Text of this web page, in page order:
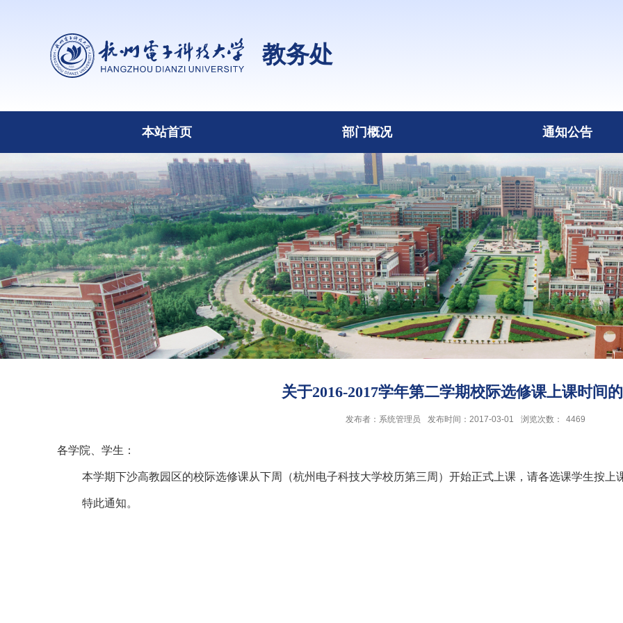
教务处
本站首页 部门概况 通知公告
关于2016-2017学年第二学期校际选修课上课时间
发布者：系统管理员 发布时间：2017-03-01 浏览次数： 4469
各学院、学生：
本学期下沙高教园区的校际选修课从下周（杭州电子科技大学校历第三周）开始正式上课，请各选课学生按上
特此通知。